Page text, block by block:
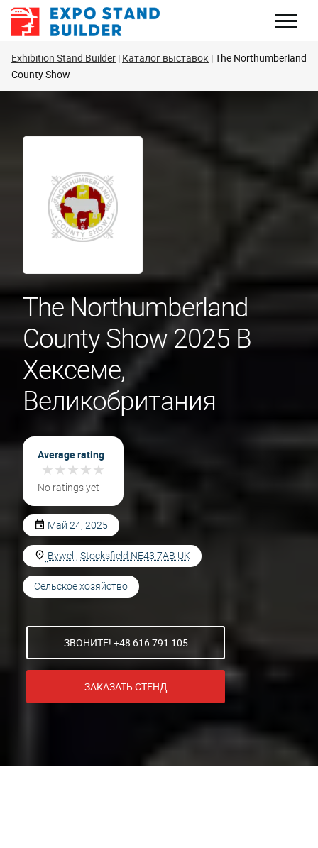
Перейти
Exhibition Stand Builder Каталог выставок The Northumberland
County Show
The Northumberland
County Show 2025 В
Хексеме,
Великобритания
Average rating
★★★★★
★★★★★
No ratings yet
Май 24, 2025
Bywell, Stocksfield NE43 7AB UK
Сельское хозяйство
ЗВОНИТЕ! +48 616 791 105
ЗАКАЗАТЬ СТЕНД